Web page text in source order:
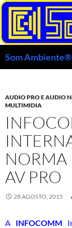
Saltar
para
conteúdo
AUDIO PRO E AUDIO
MULTIMIDIA
NORMA
AV PRO
28 AGOSTO, 2015
A INFOCOMM